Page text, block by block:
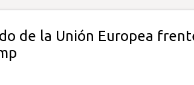
de la Unión Europea